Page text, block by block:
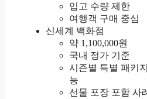
입고 수량 제한
여행객 구매 중심
신세계 백화점
약 1,100,000원
국내 정가 기준
시즌별 특별 패키
능
선물 포장 포함 사